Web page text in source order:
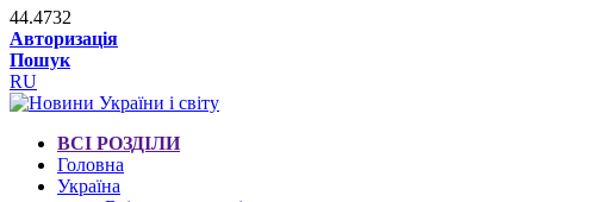
44.4732
Авторизація
Пошук
RU
ВСІ РОЗДІЛИ
Головна
Україна